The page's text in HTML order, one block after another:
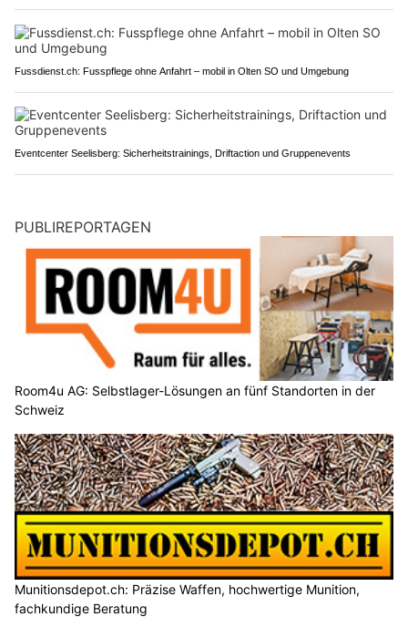
Fussdienst.ch: Fusspflege ohne Anfahrt – mobil in Olten SO und Umgebung
Eventcenter Seelisberg: Sicherheitstrainings, Driftaction und Gruppenevents
PUBLIREPORTAGEN
Room4u AG: Selbstlager-Lösungen an fünf Standorten in der
Schweiz
Munitionsdepot.ch: Präzise Waffen, hochwertige Munition,
fachkundige Beratung